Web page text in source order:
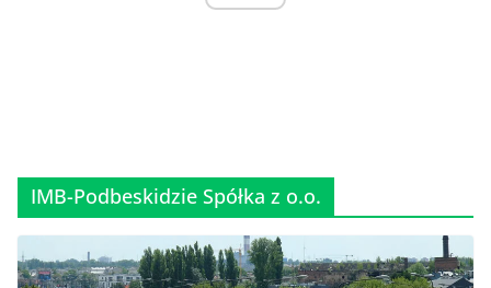
IMB-Podbeskidzie Spółka z o.o.